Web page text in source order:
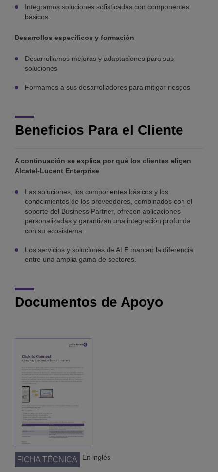
Integramos soluciones sofisticadas con componentes
básicos
Desarrollos específicos y formación
Desarrollamos mejoras y adaptaciones para sus
soluciones
Formamos a sus desarrolladores para mitigar riesgos
Beneficios Para el Cliente
A continuación se explica por qué los clientes eligen
Alcatel-Lucent Enterprise
Las soluciones, los componentes básicos y los
conocimientos de los proveedores, combinados con el
soporte del Business Partner, ofrecen aplicaciones
personalizadas y garantizan una integración profunda
con su ecosistema.
Los servicios y soluciones de ALE marcan la diferencia
entre una amplia gama de sectores.
Documentos de Apoyo
FICHA TÉCNICA En inglés